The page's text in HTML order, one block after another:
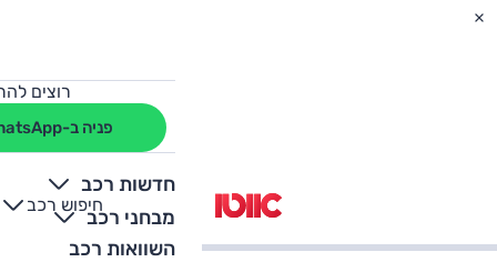
רוצים
פניה ב-WhatsApp
חדשות רכב
מבחני רכב
השוואות רכב
חיפוש רכב
+
-